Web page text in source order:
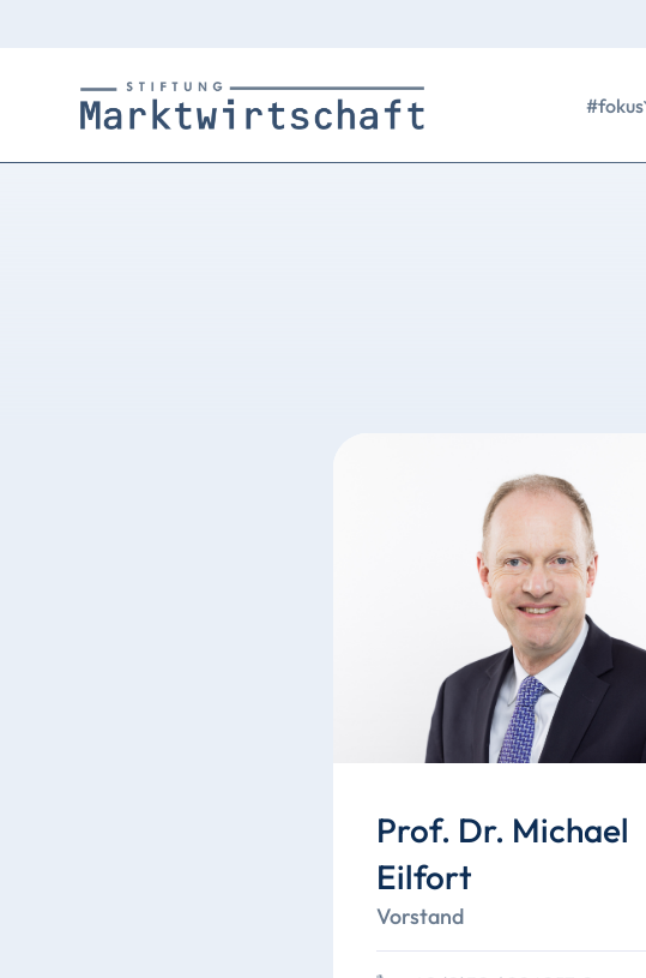
#fokus
Prof. Dr. Michael
Eilfort
Vorstand